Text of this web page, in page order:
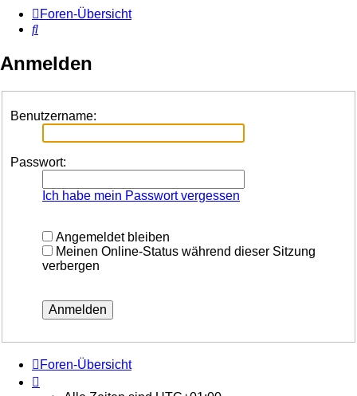
Foren-Übersicht
Suche
Anmelden
Benutzername:
Passwort:
Ich habe mein Passwort vergessen
Angemeldet bleiben
Meinen Online-Status während dieser Sitzung
verbergen
Foren-Übersicht